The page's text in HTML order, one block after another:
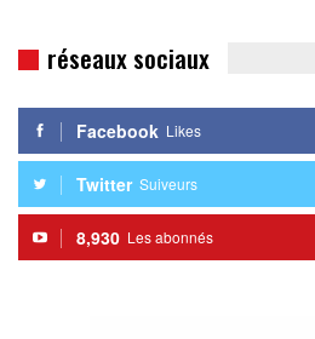
réseaux sociaux
Facebook Likes
Twitter Suiveurs
8,930 Les abonnés